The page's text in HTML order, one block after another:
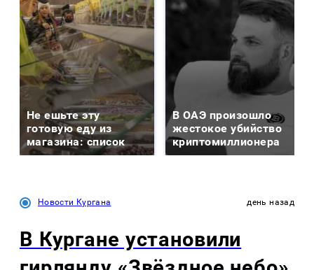
Не ешьте эту
готовую еду из
магазина: список
В ОАЭ произошло
жестокое убийство
криптомиллионера
Новости Кургана день назад
В Кургане установили